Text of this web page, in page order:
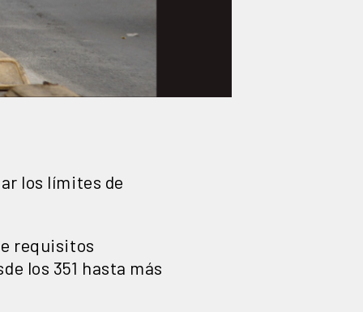
los límites de
requisitos
los 351 hasta más